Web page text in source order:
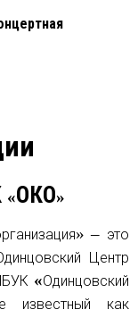
«ОКО»
»– это
Центр
«Одинцовский
известный как